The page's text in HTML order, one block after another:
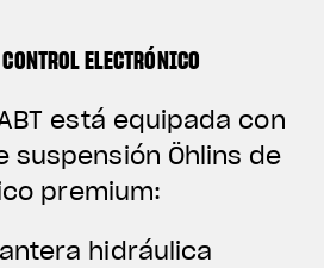
ELECTRÓNICO
está equipada con
suspensión Öhlins de
premium:
hidráulica